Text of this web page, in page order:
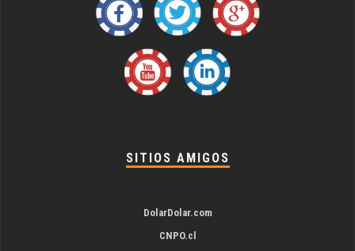
SITIOS AMIGOS
DolarDolar.com
CNPO.cl